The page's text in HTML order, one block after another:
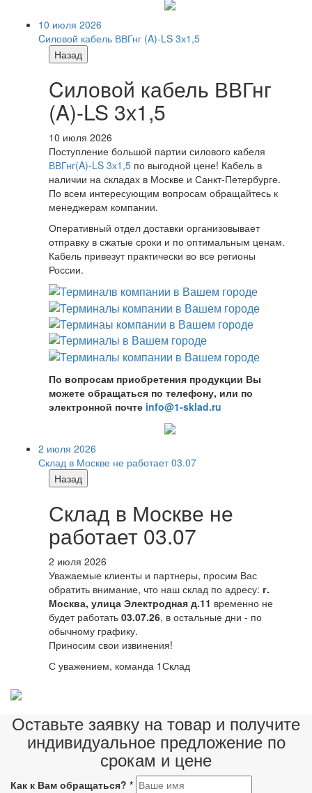
10 июля 2026
Cиловой кабель ВВГнг (A)-LS 3х1,5
Назад
Cиловой кабель ВВГнг
(A)-LS 3х1,5
10 июля 2026
Поступление большой партии силового кабеля
ВВГнг(A)-LS 3х1,5 по выгодной цене! Кабель в
наличии на складах в Москве и Санкт-Петербурге.
По всем интересующим вопросам обращайтесь к
менеджерам компании.
Оперативный отдел доставки организовывает
отправку в сжатые сроки и по оптимальным ценам.
Кабель привезут практически во все регионы
России.
По вопросам приобретения продукции Вы
можете обращаться по телефону, или по
электронной почте info@1-sklad.ru
2 июля 2026
Склад в Москве не работает 03.07
Назад
Склад в Москве не
работает 03.07
2 июля 2026
Уважаемые клиенты и партнеры, просим Вас
обратить внимание, что наш склад по адресу: г.
Москва, улица Электродная д.11 временно не
будет работать 03.07.26, в остальные дни - по
обычному графику.
Приносим свои извинения!
С уважением, команда 1Склад
Оставьте заявку на товар и получите
индивидуальное предложение по
срокам и цене
Как к Вам обращаться? *